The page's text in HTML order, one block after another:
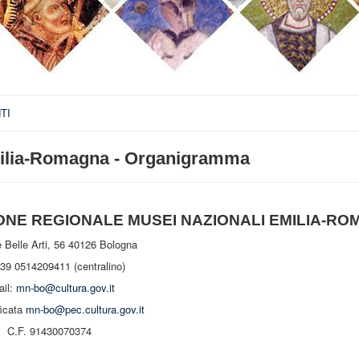
Romagna - Organigramma
REGIONALE MUSEI NAZIONALI EMILIA-
Belle Arti, 56 40126 Bologna
0514209411 (centralino)
mn-bo@cultura.gov.it
mn-bo@pec.cultura.gov.it
C.F. 91430070374